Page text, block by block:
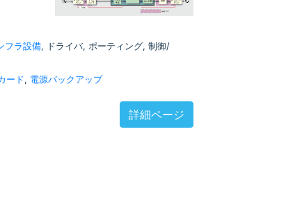
フラ設備, ドライバ, ポーティング, 制御/
ード, 電源バックアップ
詳細ページ